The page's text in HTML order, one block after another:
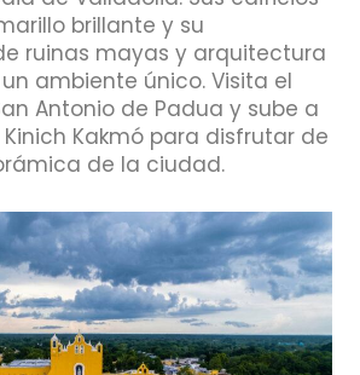
brillante y su
ruinas mayas y arquitectura
ambiente único. Visita el
Antonio de Padua y sube a
Kakmó para disfrutar de
de la ciudad.